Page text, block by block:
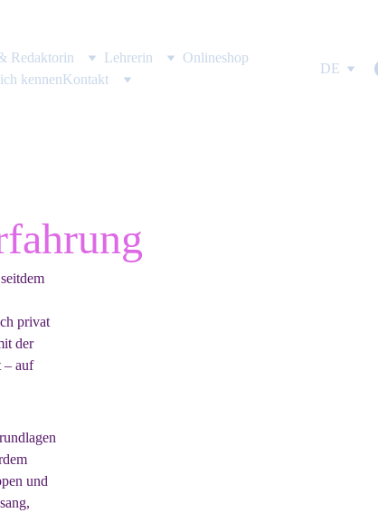
Redaktorin Lehrerin
Onlineshop
kennenKontakt
DE
privat
der
– auf
und